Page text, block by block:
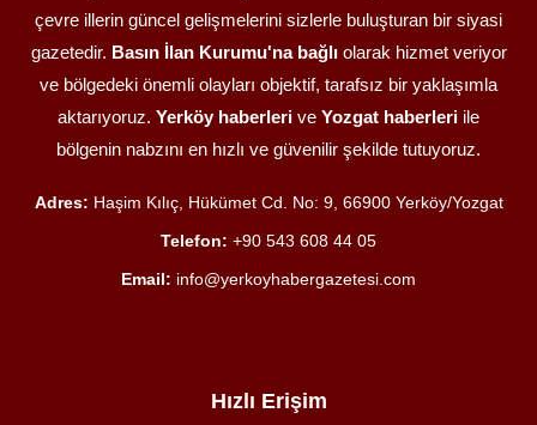
çevre illerin güncel gelişmelerini sizlerle buluşturan bir siyasi
gazetedir. Basın İlan Kurumu'na bağlıolarak hizmet veriyor
ve bölgedeki önemli olayları objektif, tarafsız bir yaklaşımla
aktarıyoruz. Yerköy haberleri ve Yozgat haberleri ile
bölgenin nabzını en hızlı ve güvenilir şekilde tutuyoruz.
Adres: Haşim Kılıç, Hükümet Cd. No: 9, 66900 Yerköy/Yozgat
Telefon: +90 543 608 44 05
Email: info@yerkoyhabergazetesi.com
Hızlı Erişim